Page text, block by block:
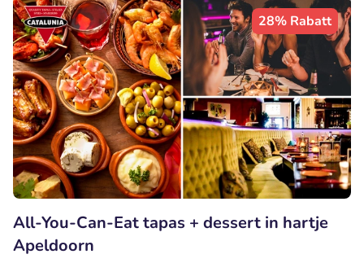
28% Rabatt
All-You-Can-Eat tapas + dessert in hartje
Apeldoorn